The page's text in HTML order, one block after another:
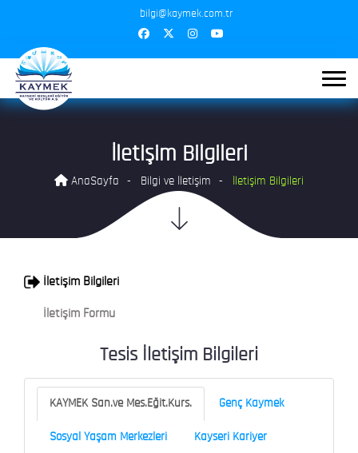
bilgi@kaymek.com.tr
İletişim Bilgileri
AnaSayfa Bilgi ve İletişim İletişim Bilgileri
İletişim Bilgileri
İletişim Formu
Tesis İletişim Bilgileri
KAYMEK San.ve Mes.Eğit.Kurs. Genç Kaymek
Sosyal Yaşam Merkezleri Kayseri Kariyer